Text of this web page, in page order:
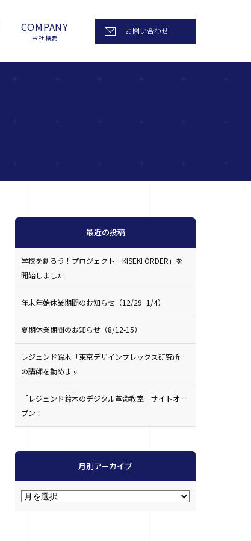
COMPANY
会社概要
お問い合わせ
最近の投稿
学校を創ろう！プロジェクト「KISEKI ORDER」を
開始しました
年末年始休業期間のお知らせ（12/29−1/4）
夏期休業期間のお知らせ（8/12-15）
レジェンド鈴木「東京デザインプレックス研究所」
の講師を勤めます
「レジェンド鈴木のデジタル革命教室」サイトオー
プン！
月別アーカイブ